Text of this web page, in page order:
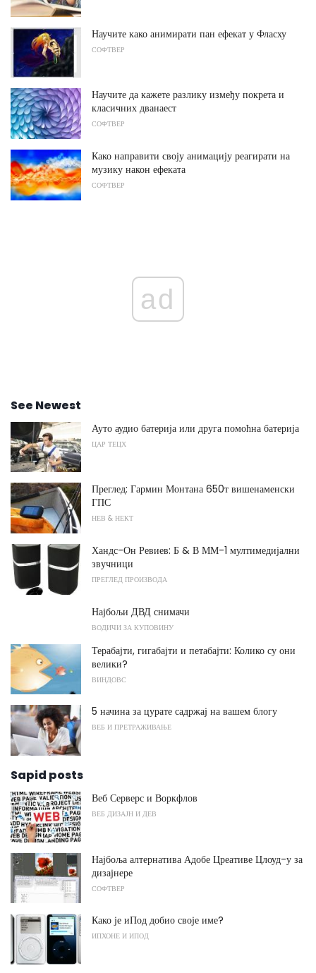
Научите како анимирати пан ефекат у Фласху
СОФТВЕР
Научите да кажете разлику између покрета и
класичних дванаест
СОФТВЕР
Како направити своју анимацију реагирати на
музику након ефеката
СОФТВЕР
ad
See Newest
Ауто аудио батерија или друга помоћна батерија
ЦАР ТЕЦХ
Преглед: Гармин Монтана 650т вишенаменски
ГПС
НЕВ & НЕКТ
Хандс-Он Ревиев: Б & В ММ-1 мултимедијални
звучници
ПРЕГЛЕД ПРОИЗВОДА
Најбољи ДВД снимачи
ВОДИЧИ ЗА КУПОВИНУ
Терабајти, гигабајти и петабајти: Колико су они
велики?
ВИНДОВС
5 начина за цурате садржај на вашем блогу
ВЕБ И ПРЕТРАЖИВАЊЕ
Sapid posts
Веб Серверс и Воркфлов
ВЕБ ДИЗАЈН И ДЕВ
Најбоља алтернатива Адобе Цреативе Цлоуд-у за
дизајнере
СОФТВЕР
Како је иПод добио своје име?
ИПХОНЕ И ИПОД